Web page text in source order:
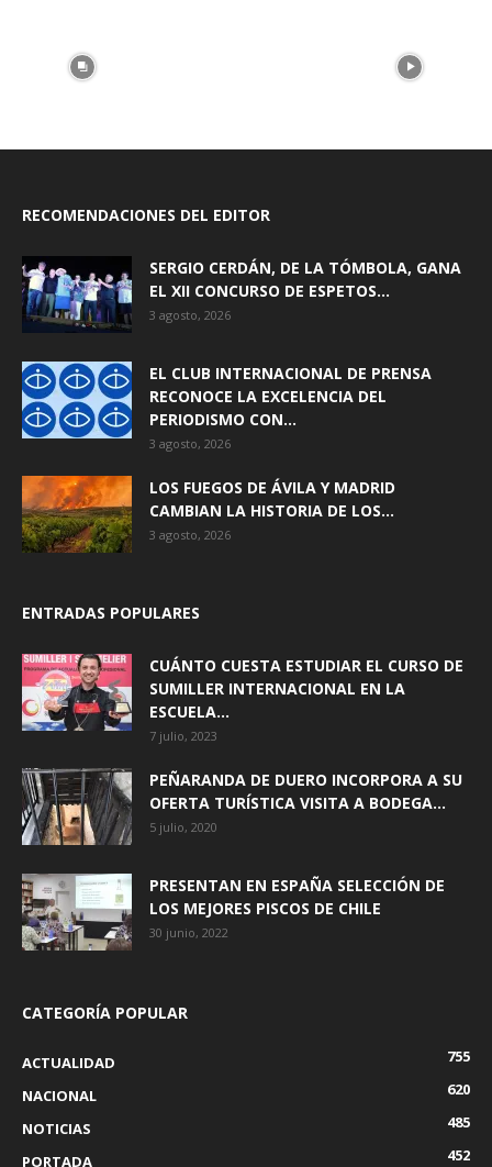
RECOMENDACIONES DEL EDITOR
SERGIO CERDÁN, DE LA TÓMBOLA, GANA
EL XII CONCURSO DE ESPETOS...
3 agosto, 2026
EL CLUB INTERNACIONAL DE PRENSA
RECONOCE LA EXCELENCIA DEL
PERIODISMO CON...
3 agosto, 2026
LOS FUEGOS DE ÁVILA Y MADRID
CAMBIAN LA HISTORIA DE LOS...
3 agosto, 2026
ENTRADAS POPULARES
CUÁNTO CUESTA ESTUDIAR EL CURSO DE
SUMILLER INTERNACIONAL EN LA
ESCUELA...
7 julio, 2023
PEÑARANDA DE DUERO INCORPORA A SU
OFERTA TURÍSTICA VISITA A BODEGA...
5 julio, 2020
PRESENTAN EN ESPAÑA SELECCIÓN DE
LOS MEJORES PISCOS DE CHILE
30 junio, 2022
CATEGORÍA POPULAR
ACTUALIDAD
755
NACIONAL
620
NOTICIAS
485
PORTADA
452